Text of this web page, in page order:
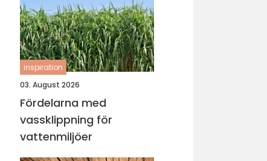
inspiration
03. August 2026
Fördelarna med
vassklippning för
vattenmiljöer